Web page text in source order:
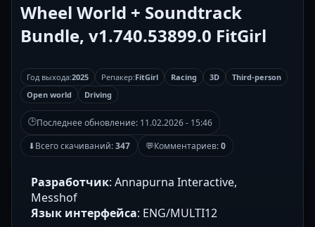
Wheel World + Soundtrack
Bundle, v1.740.53899.0 FitGirl
Год выхода:2025 Репакер:FitGirl Racing 3D
Third-person
Open world
Driving
🕒Последнее обновление: 11.02.2026 - 15:46
⬇Всего скачиваний:347 💬Комментариев:0
Разработчик: Annapurna Interactive,
Messhof
Язык интерфейса: ENG/MULTI12